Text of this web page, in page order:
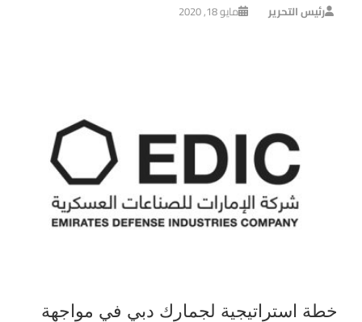
رئيس التحرير مايو 18, 2020
خطة استراتيجية لجمارك دبي في مواجهة